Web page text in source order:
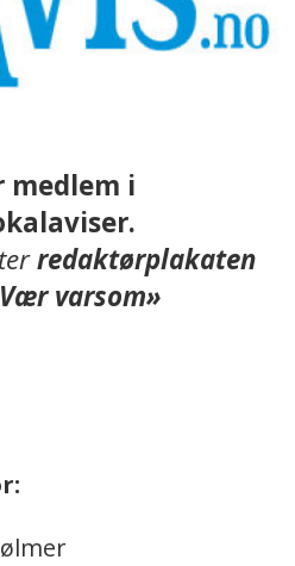
medlem i
redaktørplakaten
varsom»